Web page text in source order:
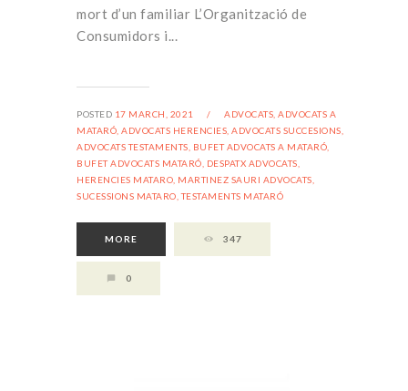
mort d’un familiar L’Organització de
Consumidors i...
POSTED 17 MARCH, 2021 / ADVOCATS, ADVOCATS A
MATARÓ, ADVOCATS HERENCIES, ADVOCATS SUCCESIONS,
ADVOCATS TESTAMENTS, BUFET ADVOCATS A MATARÓ,
BUFET ADVOCATS MATARÓ, DESPATX ADVOCATS,
HERENCIES MATARO, MARTINEZ SAURI ADVOCATS,
SUCESSIONS MATARO, TESTAMENTS MATARÓ
MORE 347
0